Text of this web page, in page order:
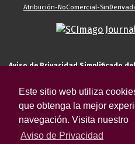
Este sitio web utiliza
que obtenga la mejor
navegación. Visita nuestro
Aviso de Privacidad
Atribución-NoComercial-
Aviso de Privacidad Simplificado
El Instituto de Investigaciones
tratamiento de sus datos personales
alumno, docente, personal de la
invitado externo (nacional o
anteriormente descritas u otras